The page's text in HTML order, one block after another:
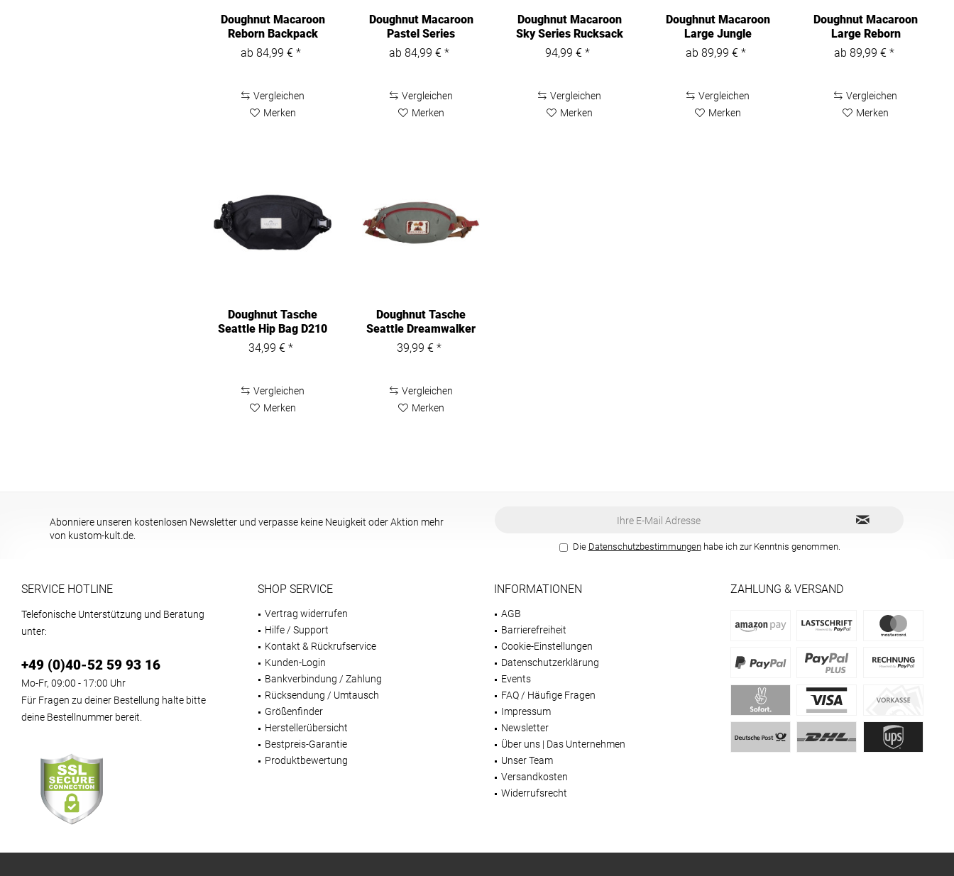
Doughnut Macaroon
Reborn Backpack
D010RE
ab 84,99 € *
Vergleichen
Merken
Doughnut Macaroon
Pastel Series
Rucksack D010SC
ab 84,99 € *
Vergleichen
Merken
Doughnut Macaroon
Sky Series Rucksack
D010SK
94,99 € *
Vergleichen
Merken
Doughnut Macaroon
Large Jungle
Backpack D011JG2
ab 89,99 € *
Vergleichen
Merken
Doughnut Macaroon
Large Reborn
Rucksack D011RE
ab 89,99 € *
Vergleichen
Merken
Doughnut Tasche
Seattle Hip Bag D210
34,99 € *
Vergleichen
Merken
Doughnut Tasche
Seattle Dreamwalker
Sieres Bum...
39,99 € *
Vergleichen
Merken
Abonniere unseren kostenlosen Newsletter und verpasse keine Neuigkeit oder Aktion mehr
von kustom-kult.de.
Die Datenschutzbestimmungenhabe ich zur Kenntnis genommen.
SERVICE HOTLINE
Telefonische Unterstützung und Beratung
unter:
+49 (0)40-52 59 93 16
Mo-Fr, 09:00 - 17:00 Uhr
Für Fragen zu deiner Bestellung halte bitte
deine Bestellnummer bereit.
SHOP SERVICE
Vertrag widerrufen
Hilfe / Support
Kontakt & Rückrufservice
Kunden-Login
Bankverbindung / Zahlung
Rücksendung / Umtausch
Größenfinder
Herstellerübersicht
Bestpreis-Garantie
Produktbewertung
INFORMATIONEN
AGB
Barrierefreiheit
Cookie-Einstellungen
Datenschutzerklärung
Events
FAQ / Häufige Fragen
Impressum
Newsletter
Über uns | Das Unternehmen
Unser Team
Versandkosten
Widerrufsrecht
ZAHLUNG & VERSAND